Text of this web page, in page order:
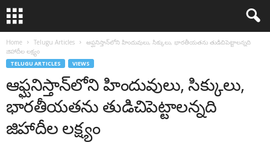
Home Telugu Articles
ఆఫ్ఘనిస్తాన్‌లోని హిందువులు, సిక్కులు, భారతీయతను తుడిచిపెట్టాలన్నది
జిహాదీల లక్ష్యం
TELUGU ARTICLES VIEWS
ఆఫ్ఘనిస్తాన్‌లోని హిందువులు, సిక్కులు,
భారతీయతను తుడిచిపెట్టాలన్నది
జిహాదీల లక్ష్యం